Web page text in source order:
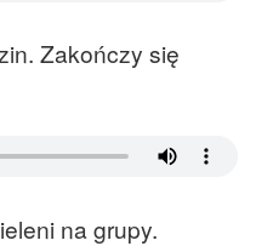
Zakończy się
na grupy.